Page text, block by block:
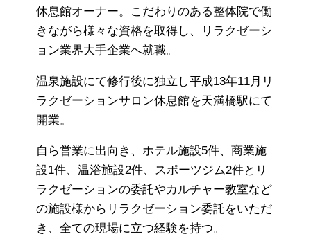
休息館オーナー。こだわりのある整体院で働
きながら様々な資格を取得し、リラクゼーシ
ョン業界大手企業へ就職。
温泉施設にて修行後に独立し平成13年11月リ
ラクゼーションサロン休息館を天満橋駅にて
開業。
自ら営業に出向き、ホテル施設5件、商業施
設1件、温浴施設2件、スポーツジム2件とリ
ラクゼーションの委託やカルチャー教室など
の施設様からリラクゼーション委託をいただ
き、全ての現場に立つ経験を持つ。